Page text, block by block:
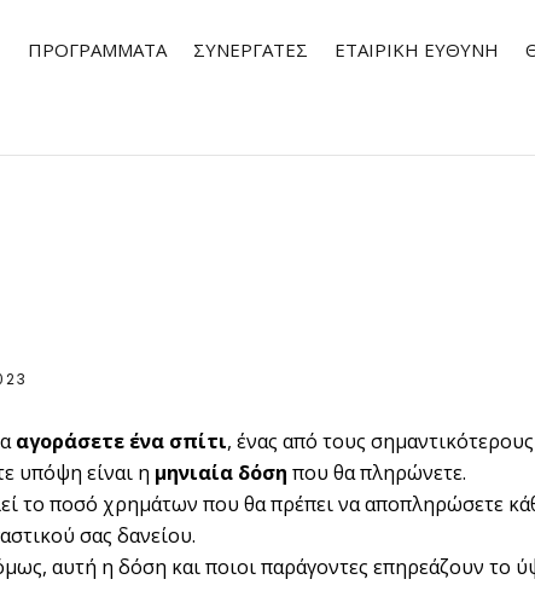
ΠΡΟΓΡΆΜΜΑΤΑ ΣΥΝΕΡΓΆΤΕΣ ΕΤΑΙΡΙΚΗ ΕΥΘΥΝΗ
αγοράσετε ένα σπίτι, ένας από τους
υπόψη είναι η μηνιαία δόση που θα πληρώνετε.
το ποσό χρημάτων που θα πρέπει να αποπληρώσετε
σας δανείου.
αυτή η δόση και ποιοι παράγοντες επηρεάζουν το